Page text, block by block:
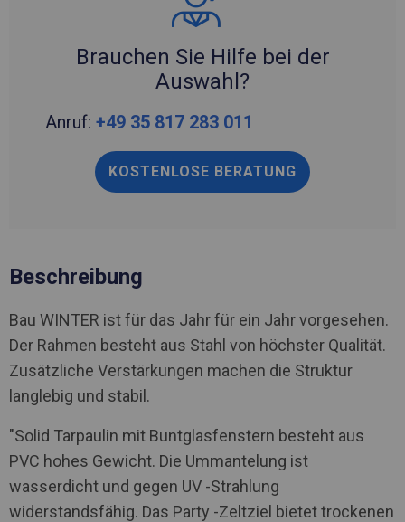
Brauchen Sie Hilfe bei der
Auswahl?
Anruf: +49 35 817 283 011
KOSTENLOSE BERATUNG
Beschreibung
Bau WINTER ist für das Jahr für ein Jahr vorgesehen.
Der Rahmen besteht aus Stahl von höchster Qualität.
Zusätzliche Verstärkungen machen die Struktur
langlebig und stabil.
"Solid Tarpaulin mit Buntglasfenstern besteht aus
PVC hohes Gewicht. Die Ummantelung ist
wasserdicht und gegen UV -Strahlung
widerstandsfähig. Das Party -Zeltziel bietet trockenen